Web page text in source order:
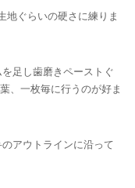
地ぐらいの硬さに練りま
足し歯磨きペーストぐ
、一枚毎に行うのが好ま
アウトラインに沿って